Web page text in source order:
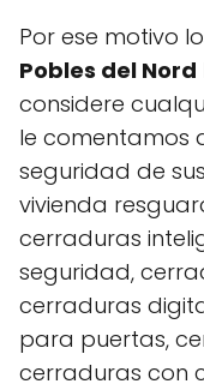
Por ese motivo
Pobles del Nord
considere
le comentamos
seguridad de
vivienda
cerraduras
seguridad,
cerraduras
para puertas,
cerraduras con